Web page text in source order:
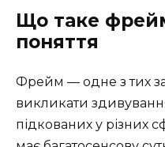
Що таке
поняття
Фрейм — одне з тих
викликати
підкованих у різних